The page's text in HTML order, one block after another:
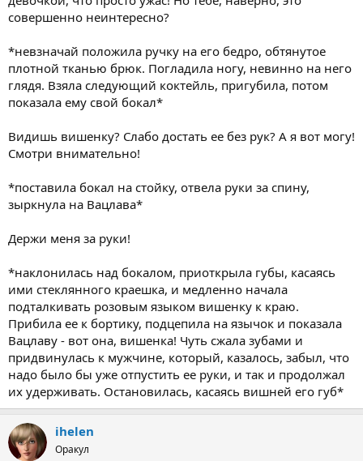
совершенно неинтересно?
*невзначай положила ручку на его бедро, обтянутое
плотной тканью брюк. Погладила ногу, невинно на него
глядя. Взяла следующий коктейль, пригубила, потом
показала ему свой бокал*
Видишь вишенку? Слабо достать ее без рук? А я вот могу!
Смотри внимательно!
*поставила бокал на стойку, отвела руки за спину,
зыркнула на Вацлава*
Держи меня за руки!
*наклонилась над бокалом, приоткрыла губы, касаясь
ими стеклянного краешка, и медленно начала
подталкивать розовым языком вишенку к краю.
Прибила ее к бортику, подцепила на язычок и показала
Вацлаву - вот она, вишенка! Чуть сжала зубами и
придвинулась к мужчине, который, казалось, забыл, что
надо было бы уже отпустить ее руки, и так и продолжал
их удерживать. Остановилась, касаясь вишней его губ*
ihelen
Оракул